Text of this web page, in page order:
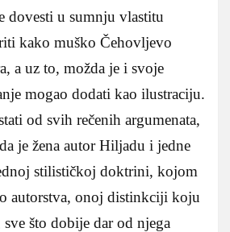
dovesti u sumnju vlastitu
kako muško Čehovljevo
a uz to, možda je i svoje
mogao dodati kao ilustraciju.
od svih rečenih argumenata,
je žena autor Hiljadu i jedne
stilističkoj doktrini, kojom
autorstva, onoj distinkciji koju
sve što dobije dar od njega